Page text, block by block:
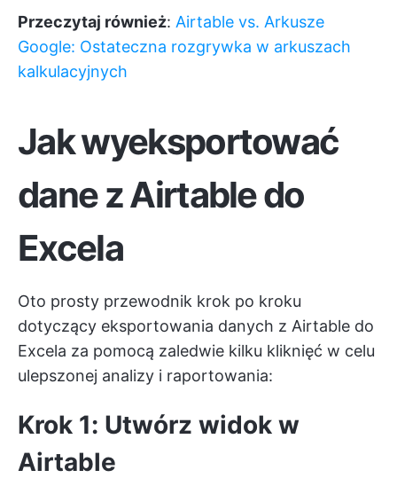
Przeczytaj również: Airtable vs. Arkusze
Google: Ostateczna rozgrywka w arkuszach
kalkulacyjnych
Jak wyeksportować
dane z Airtable do
Excela
Oto prosty przewodnik krok po kroku
dotyczący eksportowania danych z Airtable do
Excela za pomocą zaledwie kilku kliknięć w celu
ulepszonej analizy i raportowania:
Krok 1: Utwórz widok w
Airtable